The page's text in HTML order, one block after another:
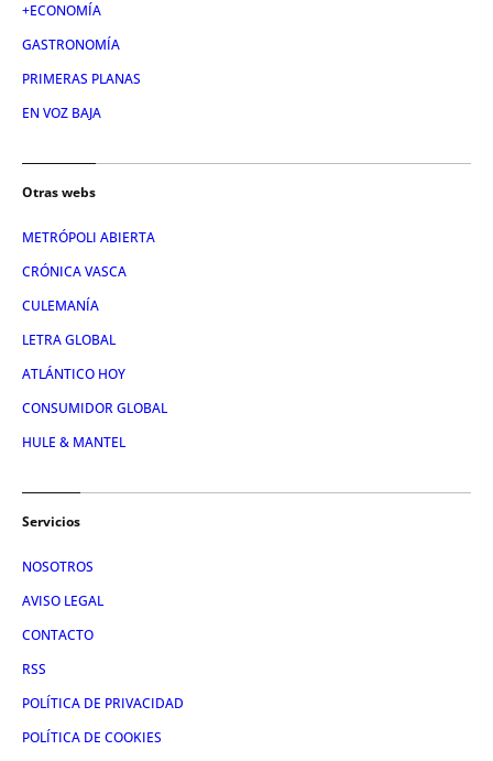
+ECONOMÍA
GASTRONOMÍA
PRIMERAS PLANAS
EN VOZ BAJA
Otras webs
METRÓPOLI ABIERTA
CRÓNICA VASCA
CULEMANÍA
LETRA GLOBAL
ATLÁNTICO HOY
CONSUMIDOR GLOBAL
HULE & MANTEL
Servicios
NOSOTROS
AVISO LEGAL
CONTACTO
RSS
POLÍTICA DE PRIVACIDAD
POLÍTICA DE COOKIES